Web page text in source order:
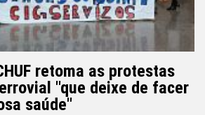
retoma as protestas
"que deixe de facer
saúde"